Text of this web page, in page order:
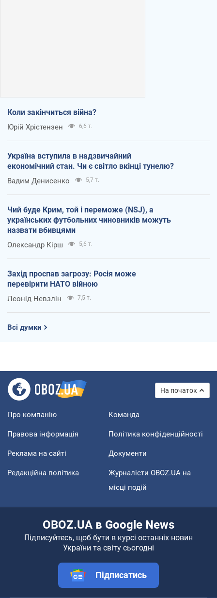
Коли закінчиться війна?
Юрій Хрістензен 6,6 т.
Україна вступила в надзвичайний
економічний стан. Чи є світло вкінці тунелю?
Вадим Денисенко 5,7 т.
Чий буде Крим, той і переможе (NSJ), а
українських футбольних чиновників можуть
назвати вбивцями
Олександр Кірш 5,6 т.
Захід проспав загрозу: Росія може
перевірити НАТО війною
Леонід Невзлін 7,5 т.
Всі думки
На початок
Про компанію Команда
Правова інформація Політика конфіденційності
Реклама на сайті Документи
Редакційна політика
Журналісти OBOZ.UA на
місці подій
OBOZ.UA в Google News
Підписуйтесь, щоб бути в курсі останніх новин
України та світу сьогодні
Підписатись